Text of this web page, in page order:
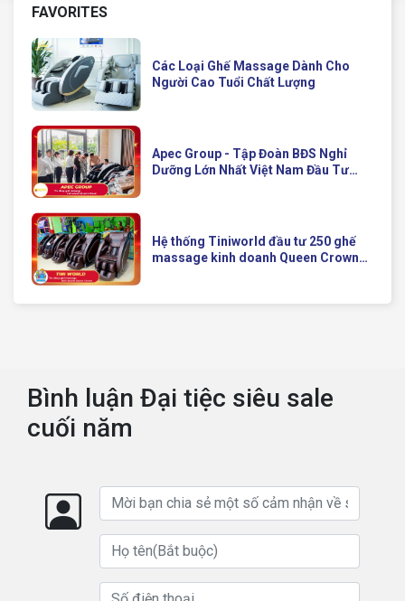
FAVORITES
Các Loại Ghế Massage Dành Cho
Người Cao Tuổi Chất Lượng
Apec Group - Tập Đoàn BĐS Nghỉ
Dưỡng Lớn Nhất Việt Nam Đầu Tư
Hệ thống Tiniworld đầu tư 250 ghế
massage kinh doanh Queen Crown
Bình luận Đại tiệc siêu sale
cuối năm